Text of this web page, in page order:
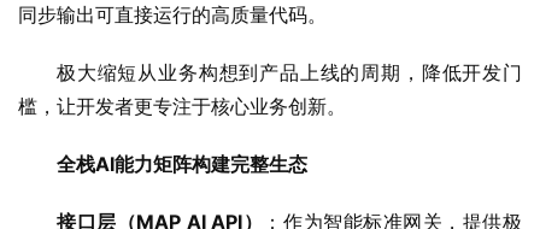
同步输出可直接运行的高质量代码。
极大缩短从业务构想到产品上线的周期，降低开发门
槛，让开发者更专注于核心业务创新。
全栈AI能力矩阵构建完整生态
接口层（MAP AI API）
：作为智能标准网关，提供极